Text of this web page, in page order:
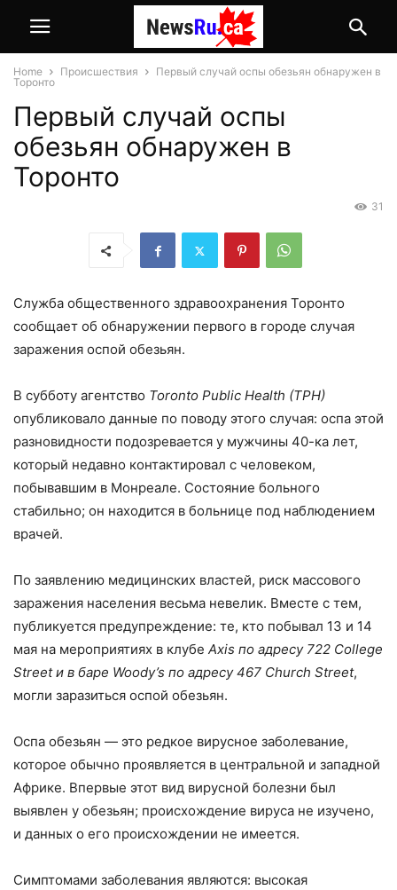
Home Происшествия
Первый случай оспы обезьян обнаружен в
Торонто
Первый случай оспы
обезьян обнаружен в
Торонто
31
Служба общественного здравоохранения Торонто
сообщает об обнаружении первого в городе случая
заражения оспой обезьян.
В субботу агентство Toronto Public Health (TPH)
опубликовало данные по поводу этого случая: оспа этой
разновидности подозревается у мужчины 40-ка лет,
который недавно контактировал с человеком,
побывавшим в Монреале. Состояние больного
стабильно; он находится в больнице под наблюдением
врачей.
По заявлению медицинских властей, риск массового
заражения населения весьма невелик. Вместе с тем,
публикуется предупреждение: те, кто побывал 13 и 14
мая на мероприятиях в клубе Axis по адресу 722 College
Street и в баре Woody’s по адресу 467 Church Street,
могли заразиться оспой обезьян.
Оспа обезьян — это редкое вирусное заболевание,
которое обычно проявляется в центральной и западной
Африке. Впервые этот вид вирусной болезни был
выявлен у обезьян; происхождение вируса не изучено,
и данных о его происхождении не имеется.
Симптомами заболевания являются: высокая